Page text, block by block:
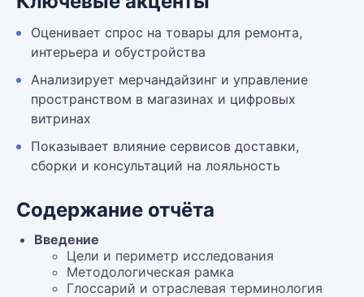
Оценивает спрос на товары для ремонта,
интерьера и обустройства
Анализирует мерчандайзинг и управление
пространством в магазинах и цифровых
витринах
Показывает влияние сервисов доставки,
сборки и консультаций на лояльность
Содержание отчёта
Введение
Цели и периметр исследования
Методологическая рамка
Глоссарий и отраслевая терминология